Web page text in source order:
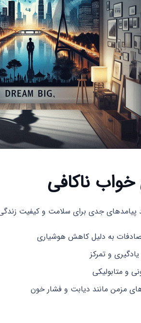
ناکافی
پیامدهای جدی برای سلامت و کیفیت زندگی
به دلیل کاهش هوشیاری
و تمرکز
و متابولیکی
مزمن مانند دیابت و فشار خون